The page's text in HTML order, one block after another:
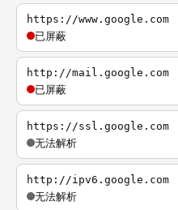
https://www.google.com
已屏蔽
http://mail.google.com
已屏蔽
https://ssl.google.com
无法解析
http://ipv6.google.com
无法解析